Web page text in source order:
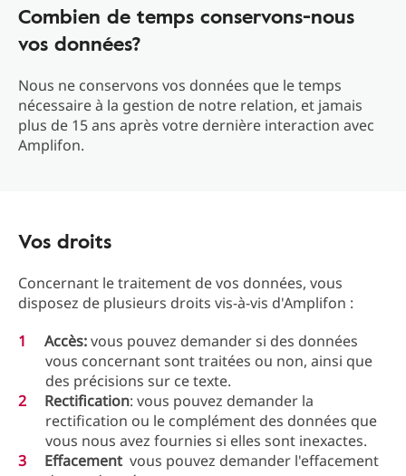
Combien de temps conservons-nous
vos données?
Nous ne conservons vos données que le temps
nécessaire à la gestion de notre relation, et jamais
plus de 15 ans après votre dernière interaction avec
Amplifon.
Vos droits
Concernant le traitement de vos données, vous
disposez de plusieurs droits vis-à-vis d'Amplifon :
Accès:vous pouvez demander si des données
vous concernant sont traitées ou non, ainsi que
des précisions sur ce texte.
Rectification: vous pouvez demander la
rectification ou le complément des données que
vous nous avez fournies si elles sont inexactes.
Effacement vous pouvez demander l'effacement